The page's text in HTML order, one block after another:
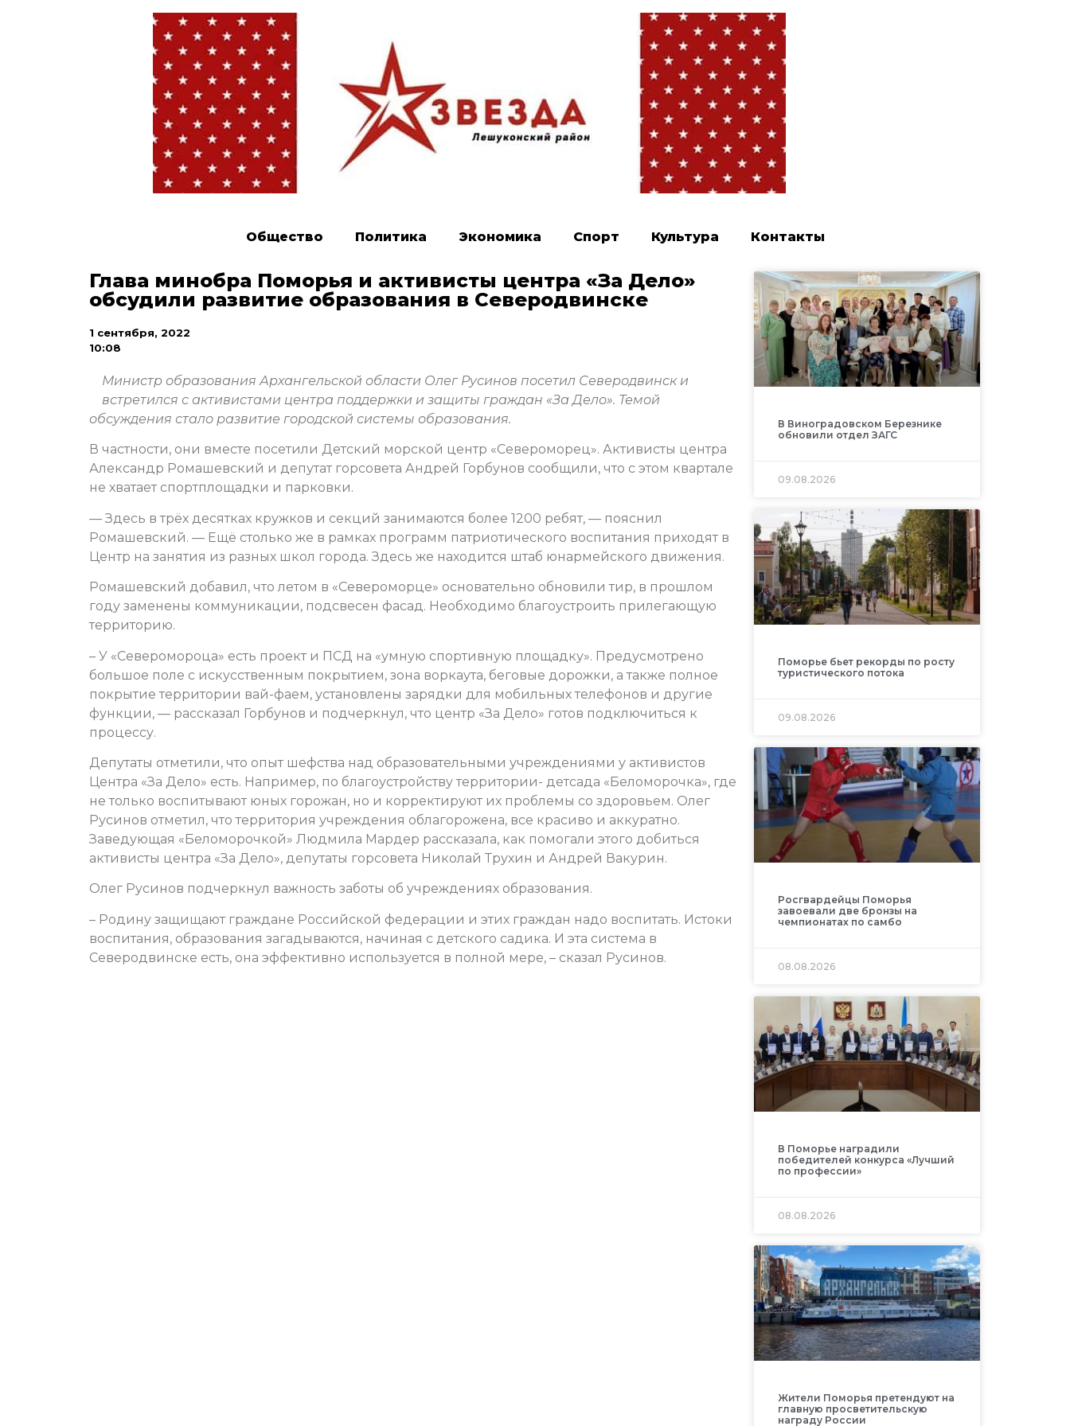
Общество Политика Экономика Спорт Культура Контакты
Глава минобра Поморья и активисты центра «За Дело»
обсудили развитие образования в Северодвинске
1 сентября, 2022
10:08
Министр образования Архангельской области Олег Русинов посетил Северодвинск и
встретился с активистами центра поддержки и защиты граждан «За Дело». Темой
обсуждения стало развитие городской системы образования.
В частности, они вместе посетили Детский морской центр «Североморец». Активисты центра
Александр Ромашевский и депутат горсовета Андрей Горбунов сообщили, что с этом квартале
не хватает спортплощадки и парковки.
— Здесь в трёх десятках кружков и секций занимаются более 1200 ребят, — пояснил
Ромашевский. — Ещё столько же в рамках программ патриотического воспитания приходят в
Центр на занятия из разных школ города. Здесь же находится штаб юнармейского движения.
Ромашевский добавил, что летом в «Североморце» основательно обновили тир, в прошлом
году заменены коммуникации, подсвесен фасад. Необходимо благоустроить прилегающую
территорию.
– У «Северомороца» есть проект и ПСД на «умную спортивную площадку». Предусмотрено
большое поле с искусственным покрытием, зона воркаута, беговые дорожки, а также полное
покрытие территории вай-фаем, установлены зарядки для мобильных телефонов и другие
функции, — рассказал Горбунов и подчеркнул, что центр «За Дело» готов подключиться к
процессу.
Депутаты отметили, что опыт шефства над образовательными учреждениями у активистов
Центра «За Дело» есть. Например, по благоустройству территории- детсада «Беломорочка», где
не только воспитывают юных горожан, но и корректируют их проблемы со здоровьем. Олег
Русинов отметил, что территория учреждения облагорожена, все красиво и аккуратно.
Заведующая «Беломорочкой» Людмила Мардер рассказала, как помогали этого добиться
активисты центра «За Дело», депутаты горсовета Николай Трухин и Андрей Вакурин.
Олег Русинов подчеркнул важность заботы об учреждениях образования.
– Родину защищают граждане Российской федерации и этих граждан надо воспитать. Истоки
воспитания, образования загадываются, начиная с детского садика. И эта система в
Северодвинске есть, она эффективно используется в полной мере, – сказал Русинов.
В Виноградовском Березнике
обновили отдел ЗАГС
09.08.2026
Поморье бьет рекорды по росту
туристического потока
09.08.2026
Росгвардейцы Поморья
завоевали две бронзы на
чемпионатах по самбо
08.08.2026
В Поморье наградили
победителей конкурса «Лучший
по профессии»
08.08.2026
Жители Поморья претендуют на
главную просветительскую
награду России